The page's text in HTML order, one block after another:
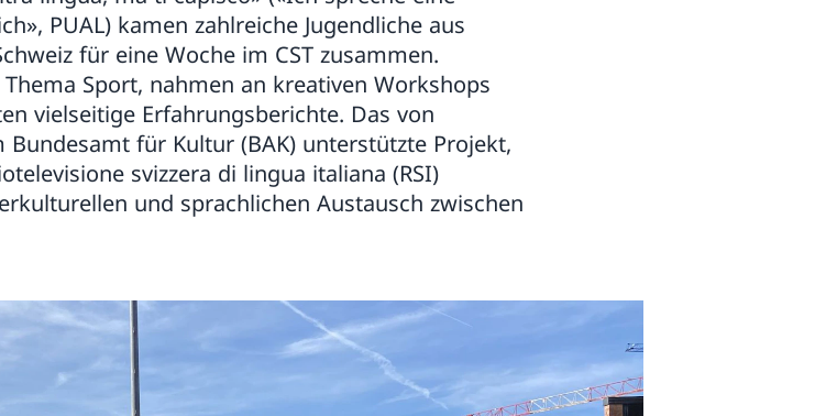
PUAL) kamen zahlreiche Jugendliche aus
für eine Woche im CST zusammen.
Sport, nahmen an kreativen Workshops
vielseitige Erfahrungsberichte. Das von
Bundesamt für Kultur (BAK) unterstützte Projekt,
svizzera di lingua italiana (RSI)
und sprachlichen Austausch zwischen